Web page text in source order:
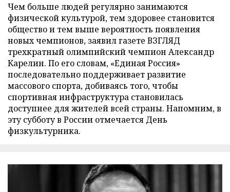
Чем больше людей регулярно занимаются
физической культурой, тем здоровее становится
общество и тем выше вероятность появления
новых чемпионов, заявил газете ВЗГЛЯД
трехкратный олимпийский чемпион Александр
Карелин. По его словам, «Единая Россия»
последовательно поддерживает развитие
массового спорта, добиваясь того, чтобы
спортивная инфраструктура становилась
доступнее для жителей всей страны. Напомним, в
эту субботу в России отмечается День
физкультурника.